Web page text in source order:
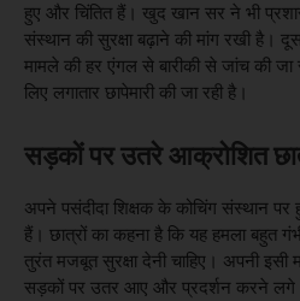
हुए और चिंतित हैं। खुद खान सर ने भी
संस्थान की सुरक्षा बढ़ाने की मांग रखी है।
मामले की हर एंगल से बारीकी से जांच की
लिए लगातार छापेमारी की जा रही है।
सड़कों पर उतरे आक्रोशित
अपने पसंदीदा शिक्षक के कोचिंग संस्थान
हैं। छात्रों का कहना है कि यह हमला बहुत
तुरंत मजबूत सुरक्षा देनी चाहिए। अपनी इसी
सड़कों पर उतर आए और प्रदर्शन करने लगे।